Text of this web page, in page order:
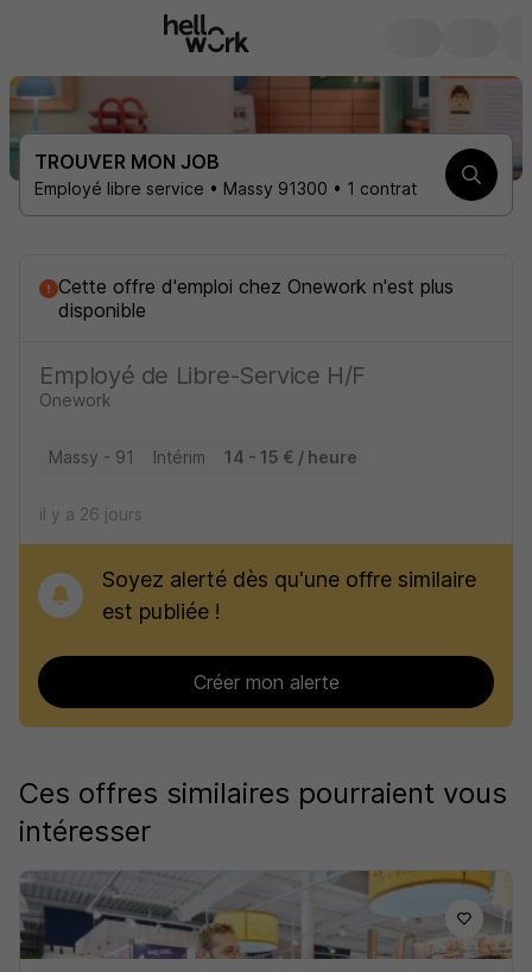
TROUVER MON JOB
Employé libre service • Massy 91300 • 1 contrat
Cette offre d'emploi chez Onework n'est plus
disponible
Employé de Libre-Service H/F
Onework
Massy - 91 Intérim 14 - 15 € / heure
il y a 26 jours
Soyez alerté dès qu'une offre similaire
est publiée !
Créer mon alerte
Ces offres similaires pourraient vous
intéresser